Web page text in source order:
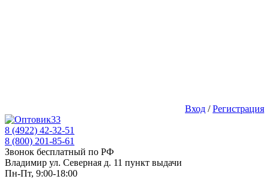
Вход /Регистрация
8 (4922) 42-32-51
8 (800) 201-85-61
Звонок бесплатный по РФ
Владимир ул. Северная д. 11 пункт выдачи
Пн-Пт, 9:00-18:00